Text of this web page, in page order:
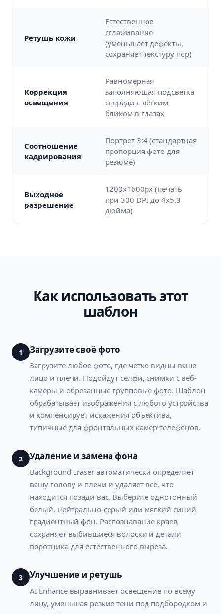
Ретушь кожи
Естественное
сглаживание
(уменьшает дефекты,
сохраняет текстуру пор)
Коррекция
освещения
Равномерная
заполняющая подсветка
спереди с лёгким
бликом в глазах
Соотношение
кадрирования
Портрет 3:4 (стандартная
пропорция фото для
резюме)
Выходное
разрешение
1200x1600px (печать
при 300 DPI до 4x5.3
дюйма)
Как использовать этот
шаблон
1 Загрузите своё фото
Загрузите любое фото, где чётко видны ваше
лицо и плечи. Подойдут селфи, снимки с веб-
камеры и обрезанные групповые фото. Шаблон
обрабатывает изображения с любого устройства
и компенсирует искажения объектива,
типичные для фронтальных камер телефонов.
2 Удаление и замена фона
Background Eraser автоматически определяет
вашу голову и плечи и удаляет всё, что
находится позади вас. Выберите однотонный
белый, нейтрально-серый или мягкий синий
градиентный фон. Распознавание краёв
сохраняет выбившиеся волоски и детали
воротника для естественного выреза.
3 Улучшение и ретушь
AI Enhance выравнивает освещение по всему
лицу, уменьшая резкие тени под подбородком и